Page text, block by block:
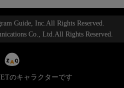
Guide, Inc.All Rights Reserved.
Co., Ltd.All Rights Reserved.
のキャラクターです